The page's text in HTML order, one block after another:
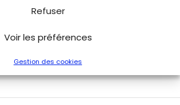
Refuser
Voir les préférences
Gestion des cookies